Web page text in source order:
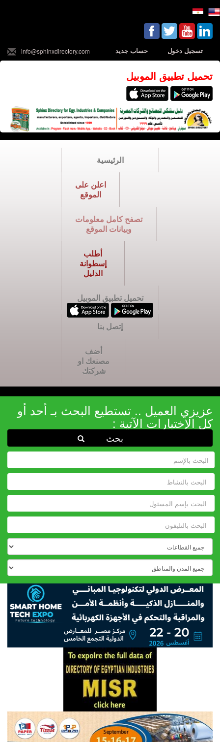
تسجيل دخول حساب جديد info@sphinxdirectory.com
تحميل تطبيق الموبيل
الرئيسية
اعلن على
الموقع
تصفح كامل معلومات
وبيانات الموقع
أطلب
إسطوانة
الدليل
تحميل تطبيق الموبيل
إتصل بنا
أضف
مصنعك او
شركتك
عزيزي العميل .. تستطيع البحث بـ أحد أو
كل الإختيارات الآتية :